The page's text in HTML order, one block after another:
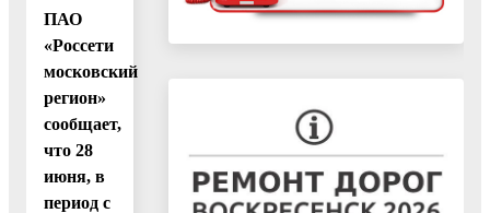
ПАО
«Россети
московский
регион»
сообщает,
что 28
июня, в
период с